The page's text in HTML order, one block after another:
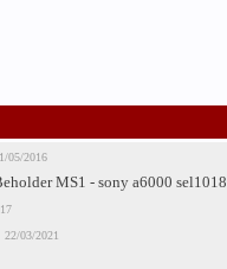
05/2016
MS1 - sony a6000 sel1018
22/03/2021